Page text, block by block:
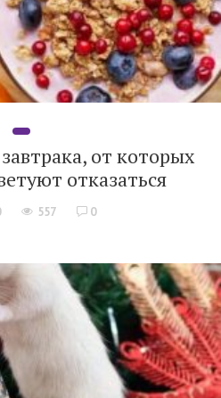
от которых
отказаться
557 0